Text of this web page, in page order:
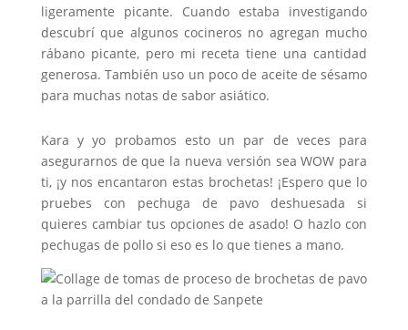
ligeramente picante. Cuando estaba investigando
descubrí que algunos cocineros no agregan mucho
rábano picante, pero mi receta tiene una cantidad
generosa. También uso un poco de aceite de sésamo
para muchas notas de sabor asiático.
Kara y yo probamos esto un par de veces para
asegurarnos de que la nueva versión sea WOW para
ti, ¡y nos encantaron estas brochetas! ¡Espero que lo
pruebes con pechuga de pavo deshuesada si
quieres cambiar tus opciones de asado! O hazlo con
pechugas de pollo si eso es lo que tienes a mano.